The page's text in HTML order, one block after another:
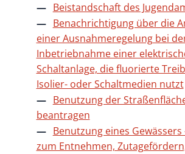
Beistandschaft des
Benachrichtigung über die
einer Ausnahmeregelung bei
Inbetriebnahme einer
Schaltanlage, die fluorierte
Isolier- oder Schaltmedien nutzt
Benutzung der
beantragen
Benutzung eines Gewässers
zum Entnehmen,